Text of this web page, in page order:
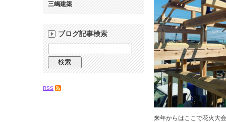
来年からはここで花火大
三嶋建築
ブログ記事検索
RSS